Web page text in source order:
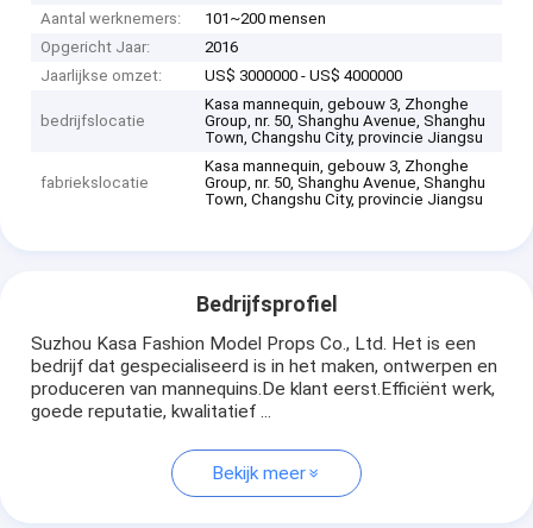
Aantal werknemers:
101~200 mensen
Opgericht Jaar:
2016
Jaarlijkse omzet:
US$ 3000000 - US$ 4000000
bedrijfslocatie
Kasa mannequin, gebouw 3, Zhonghe
Group, nr. 50, Shanghu Avenue, Shanghu
Town, Changshu City, provincie Jiangsu
fabriekslocatie
Kasa mannequin, gebouw 3, Zhonghe
Group, nr. 50, Shanghu Avenue, Shanghu
Town, Changshu City, provincie Jiangsu
Bedrijfsprofiel
Suzhou Kasa Fashion Model Props Co., Ltd. Het is een
bedrijf dat gespecialiseerd is in het maken, ontwerpen en
produceren van mannequins.De klant eerst.Efficiënt werk,
goede reputatie, kwalitatief ...
Bekijk meer